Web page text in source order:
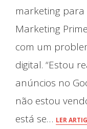
marketing para
Marketing
com um
digital. “Estou
anúncios no
não estou
está se… LER